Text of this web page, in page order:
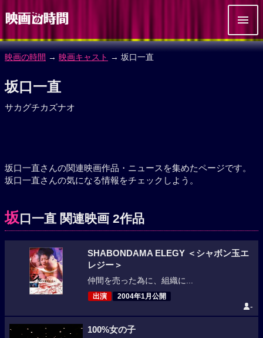
映画の時間 → 映画キャスト → 坂口一直
坂口一直
サカグチカズナオ
坂口一直さんの関連映画作品・ニュースを集めたページです。
坂口一直さんの気になる情報をチェックしよう。
坂口一直 関連映画 2作品
SHABONDAMA ELEGY ＜シャボン玉エ
レジー＞
仲間を売った為に、組織に...
出演 2004年1月公開
-
100%女の子